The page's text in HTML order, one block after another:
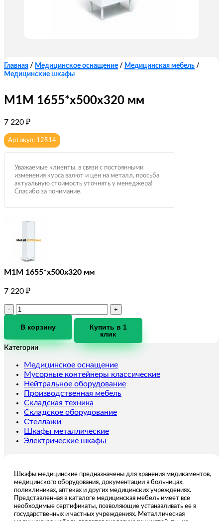
Главная / Медицинское оснащение / Медицинская мебель /
Медицинские шкафы
М1М 1655*х500х320 мм
7 220 ₽
Артикул: 12514
Уважаемые клиенты, в связи с постоянными
изменения курса валют и цен на металл, просьба
актуальную стоимость уточнять у менеджера!
Спасибо за понимание.
М1М 1655*х500х320 мм
7 220 ₽
Количество
М1М
мм
В корзину
Купить в 1
клик
Категории
Медицинское оснащение
Мусорные контейнеры классические
Нейтральное оборудование
Производственная мебель
Складская техника
Складское оборудование
Стеллажи
Шкафы металлические
Электрические шкафы
Шкафы медицинские предназначены для хранения медикаментов,
медицинского оборудования, документации в больницах,
поликлиниках, аптеках и других медицинских учреждениях.
Представленная в каталоге медицинская мебель имеет все
необходимые сертификаты, позволяющие устанавливать ее в
государственных и частных учреждениях. Металлическая